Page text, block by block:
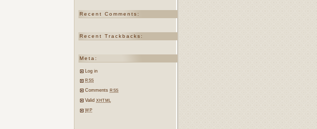
Recent Comments:
Recent Trackbacks:
Meta:
Log in
RSS
Comments RSS
Valid XHTML
WP